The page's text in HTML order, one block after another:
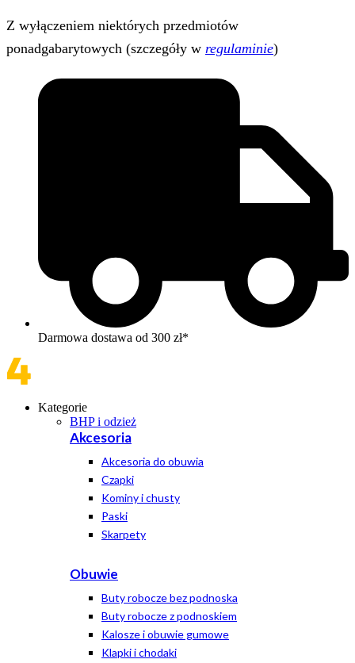
Z wyłączeniem niektórych przedmiotów
ponadgabarytowych (szczegóły w regulaminie)
Darmowa dostawa od 300 zł*
Kategorie
BHP i odzież
Akcesoria
Akcesoria do obuwia
Czapki
Kominy i chusty
Paski
Skarpety
Obuwie
Buty robocze bez podnoska
Buty robocze z podnoskiem
Kalosze i obuwie gumowe
Klapki i chodaki